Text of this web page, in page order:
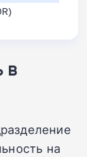
в
на